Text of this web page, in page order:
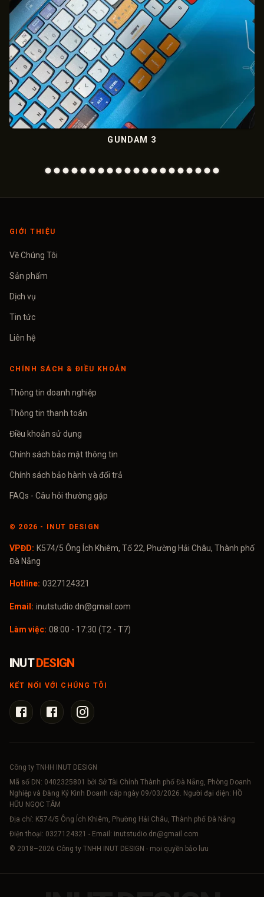
GIỚI THIỆU
Về Chúng Tôi
Sản phẩm
Dịch vụ
Tin tức
Liên hệ
CHÍNH SÁCH & ĐIỀU KHOẢN
Thông tin doanh nghiệp
Thông tin thanh toán
Điều khoản sử dụng
Chính sách bảo mật thông tin
Chính sách bảo hành và đổi trả
FAQs - Câu hỏi thường gặp
© 2026 - INUT DESIGN
VPĐD: K574/5 Ông Ích Khiêm, Tổ 22, Phường Hải Châu, Thành phố
Đà Nẵng
Hotline: 0327124321
Email: inutstudio.dn@gmail.com
Làm việc: 08:00 - 17:30 (T2 - T7)
INUT DESIGN
KẾT NỐI VỚI CHÚNG TÔI
Công ty TNHH INUT DESIGN
Mã số DN: 0402325801
bởi Sở Tài Chính Thành phố Đà Nẵng, Phòng Doanh
Nghiệp và Đăng Ký Kinh Doanh cấp ngày 09/03/2026. Người đại diện: HỒ
HỮU NGỌC TÂM
Địa chỉ: K574/5 Ông Ích Khiêm, Phường Hải Châu, Thành phố Đà Nẵng
Điện thoại: 0327124321 - Email: inutstudio.dn@gmail.com
© 2018–2026 Công ty TNHH INUT DESIGN - mọi quyền bảo lưu